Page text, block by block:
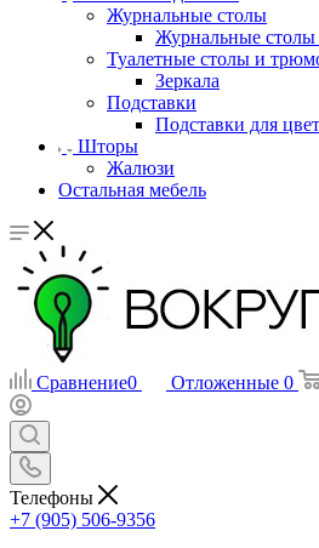
Журнальные столы
Журнальные столы
Туалетные столы и
Зеркала
Подставки
Подставки для
Шторы
Жалюзи
Остальная мебель
Сравнение0 Отложенные 0
Телефоны
+7 (905) 506-9356